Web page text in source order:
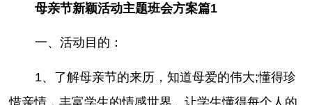
母亲节新颖活动主题班会方案篇1
一、活动目的：
1、了解母亲节的来历，知道母爱的伟大;懂得珍
惜亲情，丰富学生的情感世界。让学生懂得每个人的